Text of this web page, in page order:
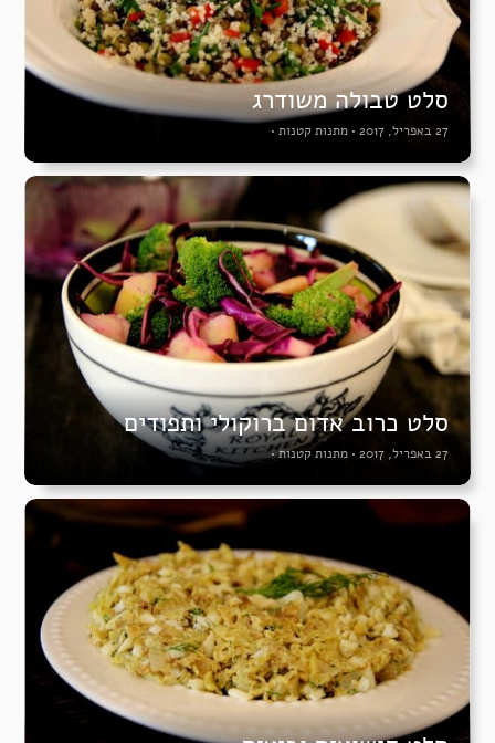
סלט טבולה משודרג
27 באפריל, 2017 • מתנות קטנות •
סלט כרוב אדום ברוקולי ותפודים
27 באפריל, 2017 • מתנות קטנות •